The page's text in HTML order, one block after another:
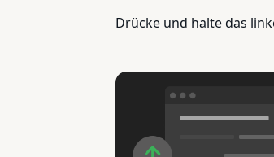
Drücke und halte das